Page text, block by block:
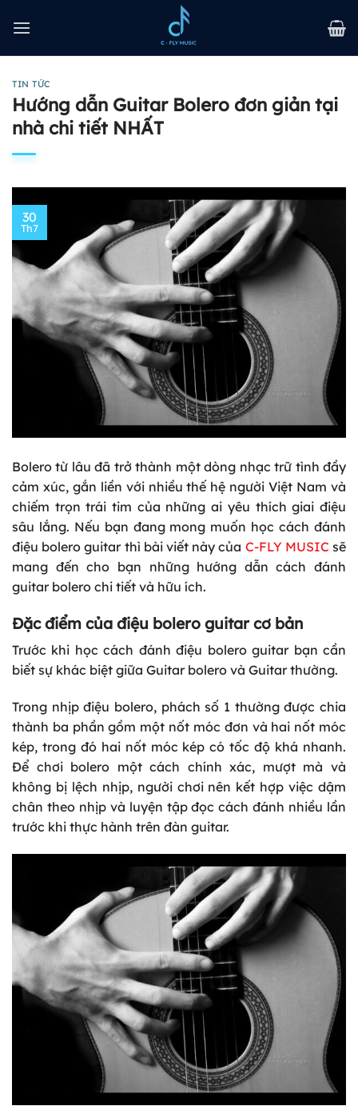
qua
TIN TỨC
Hướng dẫn Guitar Bolero đơn giản tại
nhà chi tiết NHẤT
30
Th7
Bolero từ lâu đã trở thành một dòng nhạc trữ tình đầy
cảm xúc, gắn liền với nhiều thế hệ người Việt Nam và
chiếm trọn trái tim của những ai yêu thích giai điệu
sâu lắng. Nếu bạn đang mong muốn học cách đánh
điệu bolero guitar thì bài viết này của C-FLY MUSIC sẽ
mang đến cho bạn những hướng dẫn cách đánh
guitar bolero chi tiết và hữu ích.
Đặc điểm của điệu bolero guitar cơ bản
Trước khi học cách đánh điệu bolero guitar bạn cần
biết sự khác biệt giữa Guitar bolero và Guitar thường.
Trong nhịp điệu bolero, phách số 1 thường được chia
thành ba phần gồm một nốt móc đơn và hai nốt móc
kép, trong đó hai nốt móc kép có tốc độ khá nhanh.
Để chơi bolero một cách chính xác, mượt mà và
không bị lệch nhịp, người chơi nên kết hợp việc dậm
chân theo nhịp và luyện tập đọc cách đánh nhiều lần
trước khi thực hành trên đàn guitar.